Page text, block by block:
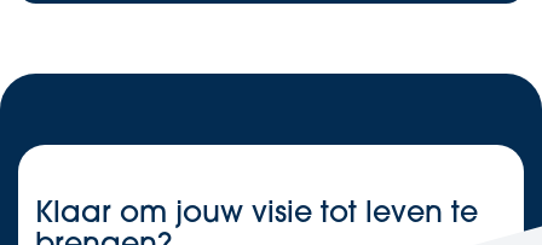
Klaar om jouw visie tot leven te